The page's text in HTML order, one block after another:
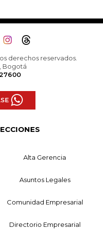
derechos reservados.
Bogotá
Alta Gerencia
Asuntos Legales
Comunidad Empresarial
Directorio Empresarial